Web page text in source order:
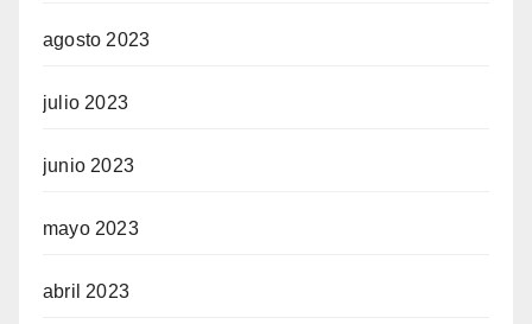
agosto 2023
julio 2023
junio 2023
mayo 2023
abril 2023